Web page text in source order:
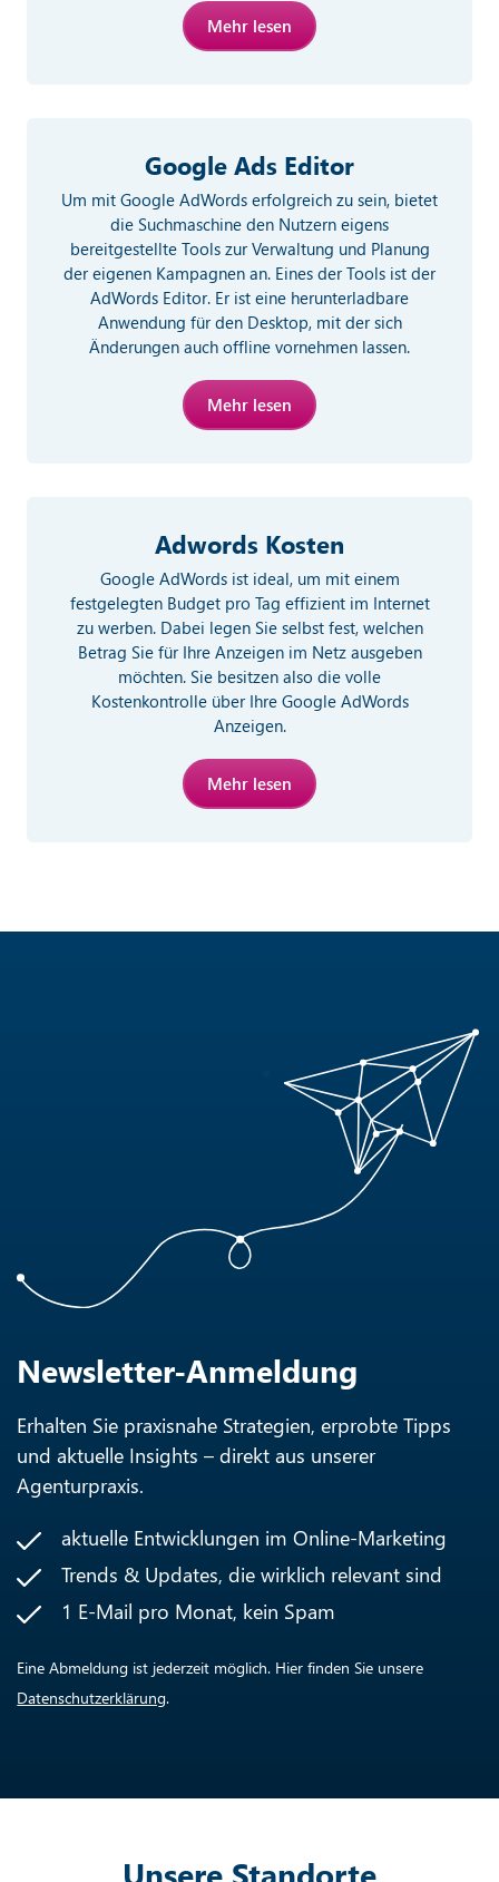
Mehr lesen
Google Ads Editor
Um mit Google AdWords erfolgreich zu sein, bietet
die Suchmaschine den Nutzern eigens
bereitgestellte Tools zur Verwaltung und Planung
der eigenen Kampagnen an. Eines der Tools ist der
AdWords Editor. Er ist eine herunterladbare
Anwendung für den Desktop, mit der sich
Änderungen auch offline vornehmen lassen.
Mehr lesen
Adwords Kosten
Google AdWords ist ideal, um mit einem
festgelegten Budget pro Tag effizient im Internet
zu werben. Dabei legen Sie selbst fest, welchen
Betrag Sie für Ihre Anzeigen im Netz ausgeben
möchten. Sie besitzen also die volle
Kostenkontrolle über Ihre Google AdWords
Anzeigen.
Mehr lesen
Newsletter-Anmeldung
Erhalten Sie praxisnahe Strategien, erprobte Tipps
und aktuelle Insights – direkt aus unserer
Agenturpraxis.
aktuelle Entwicklungen im Online-Marketing
Trends & Updates, die wirklich relevant sind
1 E-Mail pro Monat, kein Spam
Eine Abmeldung ist jederzeit möglich. Hier finden Sie unsere
Datenschutzerklärung.
Unsere Standorte